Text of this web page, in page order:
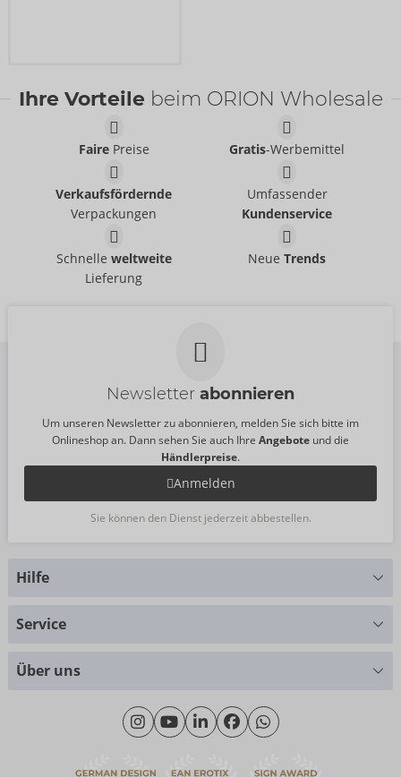
Ihre Vorteile beim ORION Wholesale
FairePreise Gratis-Werbemittel
Verkaufsfördernde
Verpackungen
Umfassender
Kundenservice
Schnelle weltweite
Lieferung
NeueTrends
Newsletter abonnieren
Um unseren Newsletter zu abonnieren, melden Sie sich bitte im
Onlineshop an. Dann sehen Sie auch Ihre Angebote und die
Händlerpreise.
Anmelden
Sie können den Dienst jederzeit abbestellen.
Hilfe
Montag - Donnerstag: 09:00 - 16:00 Uhr
Freitag: 09:00 - 15:00 Uhr
Kontakt
Service
Über uns
Wir über uns
Nachhaltigkeit
eroFame